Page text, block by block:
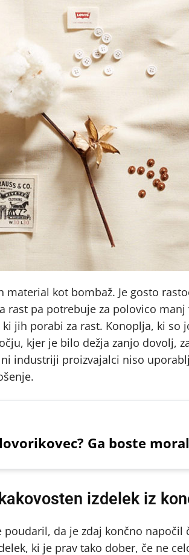
kot bombaž. Je gosto
pa potrebuje za polovico
jih porabi za rast. Konoplja, ki so
kjer je bilo dežja zanjo dovolj,
industriji proizvajalci niso
Ga boste
izdelek iz
poudaril, da je zdaj končno
ki je prav tako dober, če ne